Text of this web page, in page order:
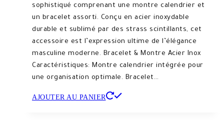
sophistiqué comprenant une montre calendrier et
un bracelet assorti. Conçu en acier inoxydable
durable et sublimé par des strass scintillants, cet
accessoire est l’expression ultime de l’élégance
masculine moderne. Bracelet & Montre Acier Inox
Caractéristiques: Montre calendrier intégrée pour
une organisation optimale. Bracelet…
AJOUTER AU PANIER